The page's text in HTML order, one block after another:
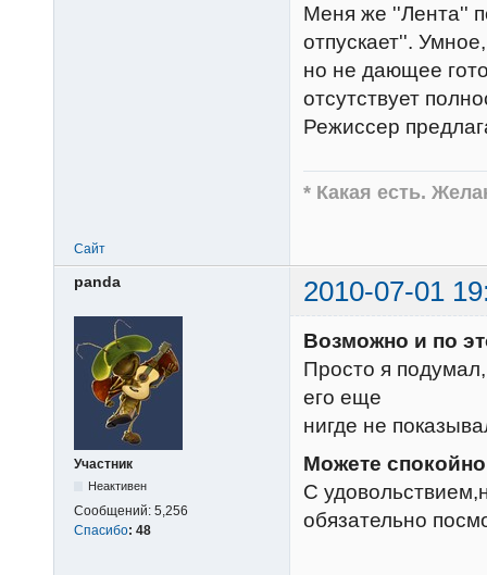
Меня же ''Лента''
отпускает''.
но не дающее
отсутствует
Режиссер
* Какая есть.
Сайт
panda 2010-07-01
Участник
Неактивен
Сообщений: 5,256
Спасибо: 48
Возможно и по
Просто я
его еще
нигде не
Можете спокойно
С
обязательно